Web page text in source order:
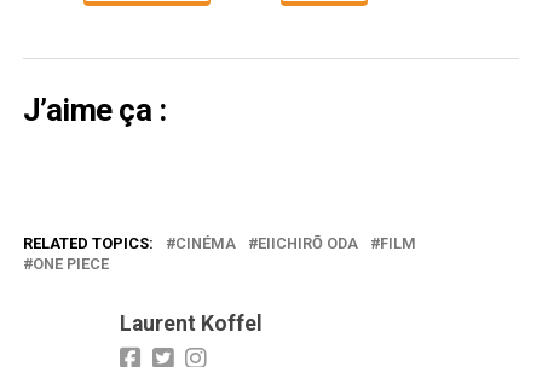
J’aime ça :
RELATED TOPICS: CINÉMA EIICHIRŌ ODA
FILM
ONE PIECE
Laurent Koffel